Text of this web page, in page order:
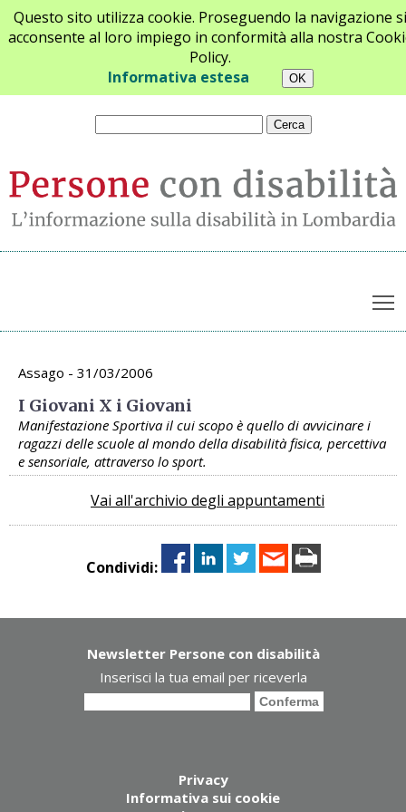
Questo sito utilizza cookie. Proseguendo la navigazione si
acconsente al loro impiego in conformità alla nostra
Policy.
Informativa estesa
Chi siamo Newsletter Contatti
Archivio appuntamenti
Assago - 31/03/2006
I Giovani X i Giovani
Manifestazione Sportiva il cui scopo è quello di avvicinare i
ragazzi delle scuole al mondo della disabilità fisica, percettiva
e sensoriale, attraverso lo sport.
Vai all'archivio degli appuntamenti
Condividi:
Newsletter Persone con disabilità
Inserisci la tua email per riceverla
Privacy
Informativa sui cookie